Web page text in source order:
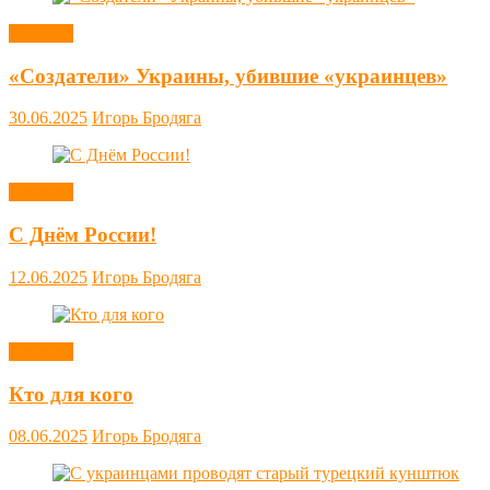
«Создатели» Украины, убившие «украинцев»
30.06.2025 Игорь Бродяга
С Днём России!
12.06.2025 Игорь Бродяга
Кто для кого
08.06.2025 Игорь Бродяга